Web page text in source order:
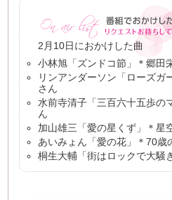
2月10日におかけした曲
小林旭「ズンドコ節」＊郷田
リンアンダーソン「ローズガ
さん
水前寺清子「三百六十五歩の
ん
加山雄三「愛の星くず」＊星
あいみょん「愛の花」＊70歳
桐生大輔「街はロックで大騒